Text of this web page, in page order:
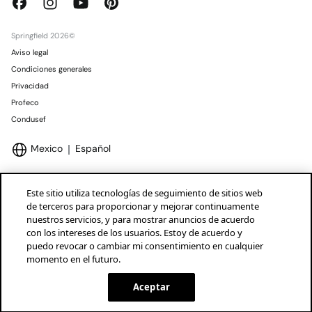
Springfield 2026©
Aviso legal
Condiciones generales
Privacidad
Profeco
Condusef
Mexico Español
Marcas Tendam
Este sitio utiliza tecnologías de seguimiento de sitios web
de terceros para proporcionar y mejorar continuamente
nuestros servicios, y para mostrar anuncios de acuerdo
con los intereses de los usuarios. Estoy de acuerdo y
puedo revocar o cambiar mi consentimiento en cualquier
momento en el futuro.
Aceptar